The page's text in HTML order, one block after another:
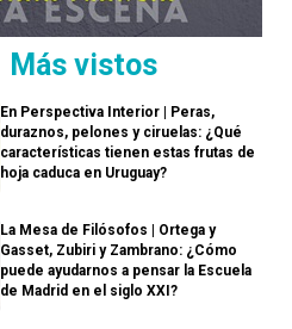
Más vistos
En Perspectiva Interior | Peras,
duraznos, pelones y ciruelas: ¿Qué
características tienen estas frutas de
hoja caduca en Uruguay?
La Mesa de Filósofos | Ortega y
Gasset, Zubiri y Zambrano: ¿Cómo
puede ayudarnos a pensar la Escuela
de Madrid en el siglo XXI?